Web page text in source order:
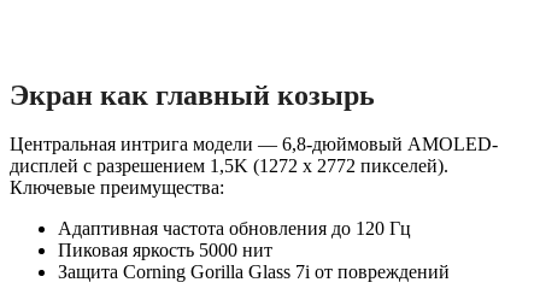
Экран как главный козырь
Центральная интрига модели — 6,8-дюймовый AMOLED-
дисплей с разрешением 1,5K (1272 x 2772 пикселей).
Ключевые преимущества:
Адаптивная частота обновления до 120 Гц
Пиковая яркость 5000 нит
Защита Corning Gorilla Glass 7i от повреждений